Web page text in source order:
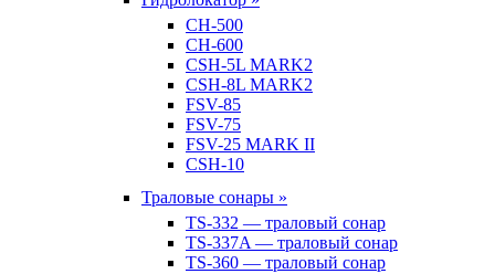
CH-500
CH-600
CSH-5L MARK2
CSH-8L MARK2
FSV-85
FSV-75
FSV-25 MARK II
CSH-10
Траловые сонары »
TS-332 — траловый сонар
TS-337A — траловый сонар
TS-360 — траловый сонар